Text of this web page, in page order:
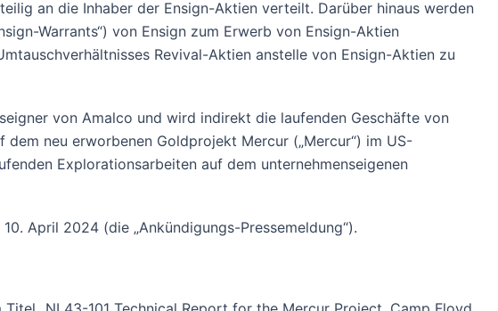
an die Inhaber der Ensign-Aktien verteilt. Darüber hinaus werden
Warrants“) von Ensign zum Erwerb von Ensign-Aktien
Revival-Aktien anstelle von Ensign-Aktien zu
von Amalco und wird indirekt die laufenden Geschäfte von
neu erworbenen Goldprojekt Mercur („Mercur“) im US-
Explorationsarbeiten auf dem unternehmenseigenen
April 2024 (die „Ankündigungs-Pressemeldung“).